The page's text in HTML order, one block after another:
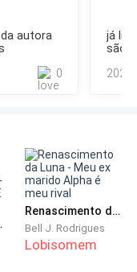
vestiário
com
pelo braço e
movimentado.
autora
0
já li
são
DE VOLTA.
Renascimento da Luna - Meu ex marido Alpha é meu rival
Bell J. Rodrigues
Lobisomem